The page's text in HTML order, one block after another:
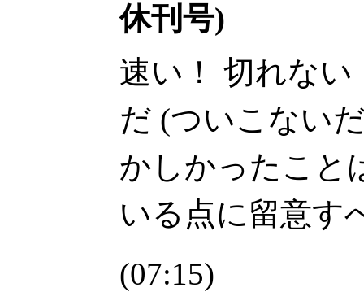
休刊号)
速い！ 切れな
だ (ついこない
かしかったこと
いる点に留意す
(07:15)